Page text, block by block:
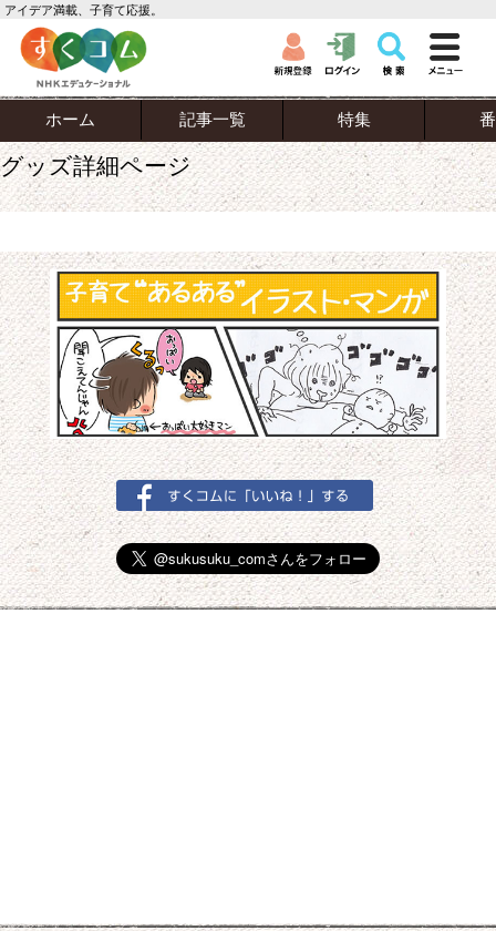
アイデア満載、子育て応援。
ホーム 記事一覧 特集
グッズ詳細ページ